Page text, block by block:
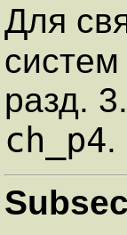
Для
разд.
ch_p4.